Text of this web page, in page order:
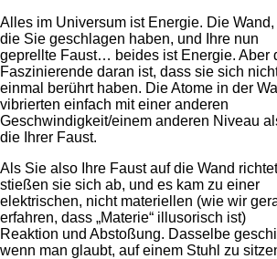
Alles im Universum ist Energie. Die Wand,
die Sie geschlagen haben, und Ihre nun
geprellte Faust… beides ist Energie. Aber
Faszinierende daran ist, dass sie sich
einmal berührt haben. Die Atome in der
vibrierten einfach mit einer anderen
Geschwindigkeit/einem anderen Niveau
die Ihrer Faust.
Als Sie also Ihre Faust auf die Wand
stießen sie sich ab, und es kam zu einer
elektrischen, nicht materiellen (wie wir
erfahren, dass „Materie“ illusorisch ist)
Reaktion und Abstoßung. Dasselbe
wenn man glaubt, auf einem Stuhl zu